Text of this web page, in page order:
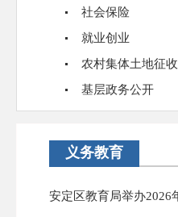
社会保险
就业创业
农村集体土地征收
基层政务公开
义务教育